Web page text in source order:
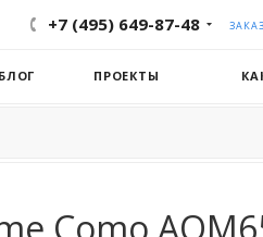
+7 (495) 649-87-48
БЛОГ ПРОЕКТЫ